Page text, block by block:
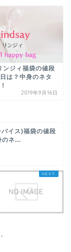
ンジィ福袋の値段
は？中身のネタ
2019年9月16日
イス)福袋の値段
のネ...